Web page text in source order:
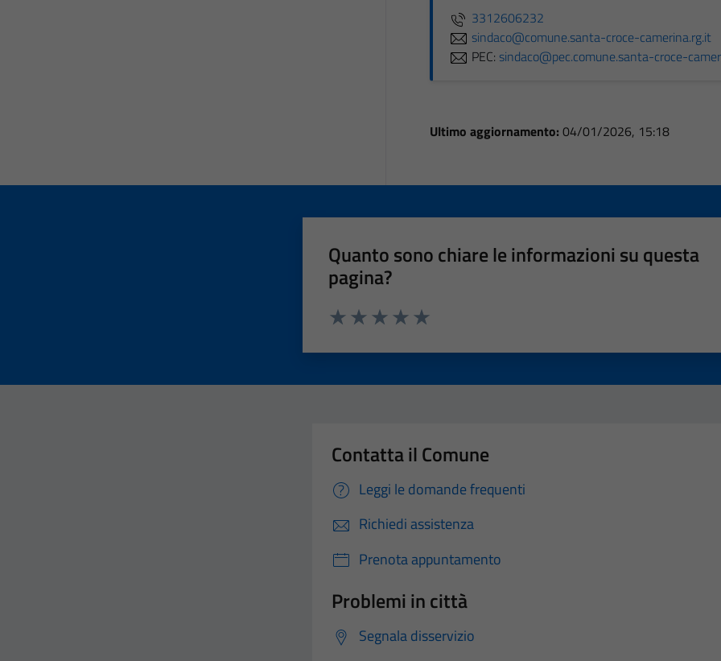
3312606232
sindaco@comune.santa-croce-camerina.rg.it
PEC: sindaco@pec.comune.santa-croce-
Ultimo aggiornamento: 04/01/2026, 15:18
Quanto sono chiare le informazioni su questa
pagina?
Contatta il Comune
Leggi le domande frequenti
Richiedi assistenza
Prenota appuntamento
Problemi in città
Segnala disservizio